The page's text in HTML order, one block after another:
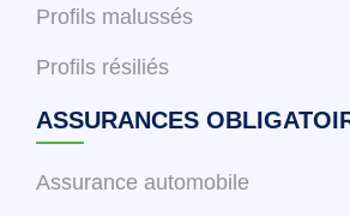
Profils malussés
Profils résiliés
ASSURANCES
Assurance automobile